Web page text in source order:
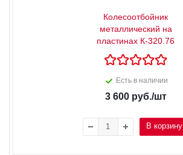
Колесоотбойник
металлический на
пластинах К-320.76
Есть в наличии
3 600руб./шт
В корзину